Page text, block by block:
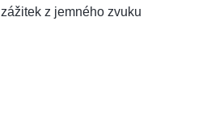
z jemného zvuku